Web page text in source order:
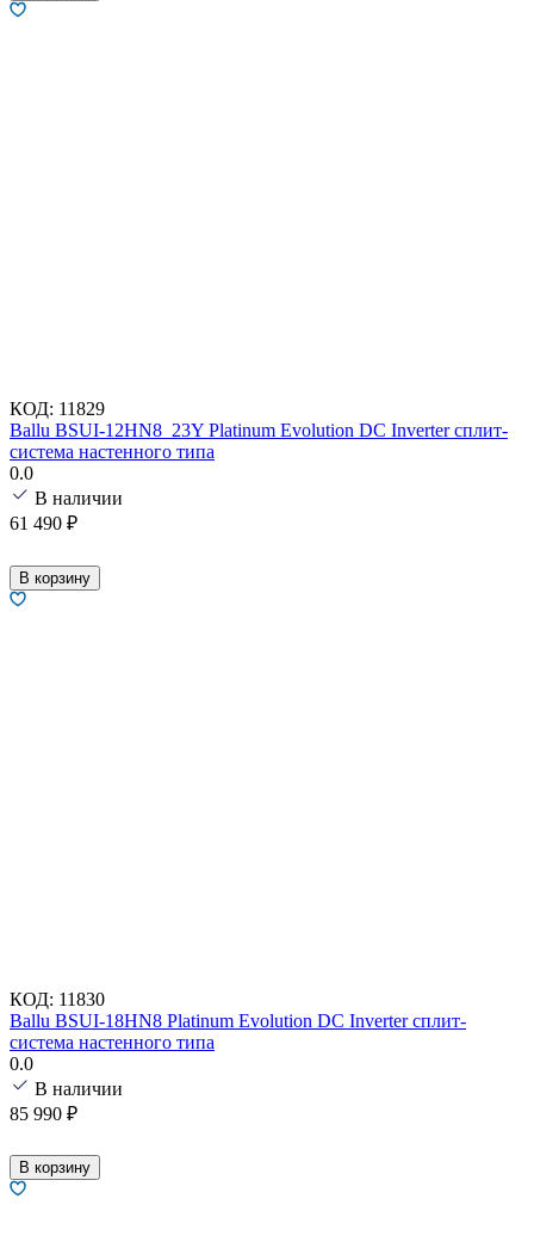
КОД: 11829
Ballu BSUI-12HN8_23Y Platinum Evolution DC Inverter сплит-
система настенного типа
0.0
В наличии
61 490 ₽
В корзину
КОД: 11830
Ballu BSUI-18HN8 Platinum Evolution DC Inverter сплит-
система настенного типа
0.0
В наличии
85 990 ₽
В корзину